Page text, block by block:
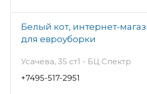
Белый кот, интернет-
для евроуборки
Усачёва, 35 ст1 - БЦ Спектр
+7495-517-2951